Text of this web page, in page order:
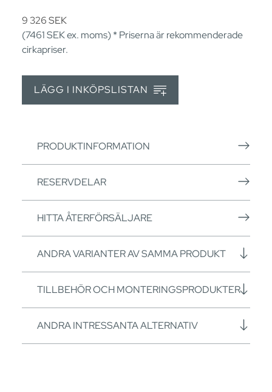
9 326SEK
(7461SEKex. moms) * Priserna är rekommenderade
cirkapriser.
LÄGG I INKÖPSLISTAN
PRODUKTINFORMATION
RESERVDELAR
HITTA ÅTERFÖRSÄLJARE
ANDRA VARIANTER AV SAMMA PRODUKT
TILLBEHÖR OCH MONTERINGSPRODUKTER
ANDRA INTRESSANTA ALTERNATIV